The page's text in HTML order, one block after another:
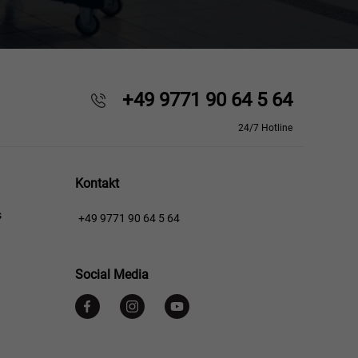
+49 9771 90 64 5 64
24/7 Hotline
Kontakt
+49 9771 90 64 5 64
Social Media